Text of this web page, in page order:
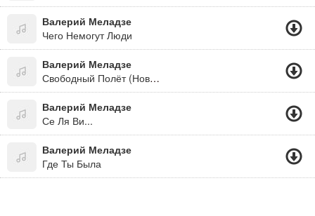
Валерий Меладзе
Чего Немогут Люди
Валерий Меладзе
Свободный Полёт (Новинка 2015)
Валерий Меладзе
Се Ля Ви...
Валерий Меладзе
Где Ты Была